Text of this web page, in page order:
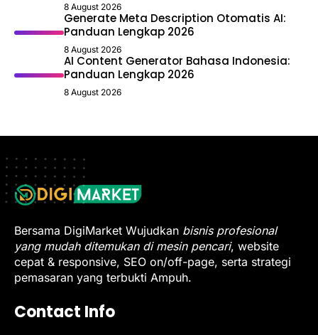
8 August 2026
Generate Meta Description Otomatis AI:
Panduan Lengkap 2026
8 August 2026
AI Content Generator Bahasa Indonesia:
Panduan Lengkap 2026
8 August 2026
Bersama DigiMarket Wujudkan bisnis profesional
yang mudah ditemukan di mesin pencari, website
cepat & responsive, SEO on/off-page, serta strategi
pemasaran yang terbukti Ampuh.
Contact Info